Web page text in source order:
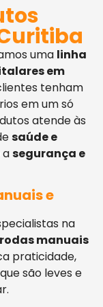
uma linha
em
tenham
em um só
atende às
saúde e
asegurança e
e
na
manuais
praticidade,
são leves e